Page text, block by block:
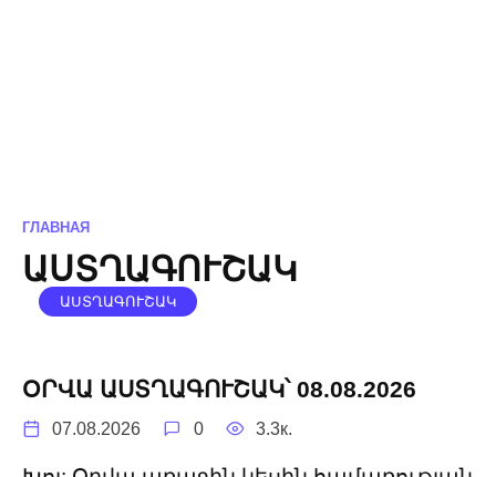
ГЛАВНАЯ
ԱՍՏՂԱԳՈՒՇԱԿ
ԱՍՏՂԱԳՈՒՇԱԿ
ՕՐՎԱ ԱՍՏՂԱԳՈՒՇԱԿ՝ 08.08.2026
07.08.2026 0 3.3к.